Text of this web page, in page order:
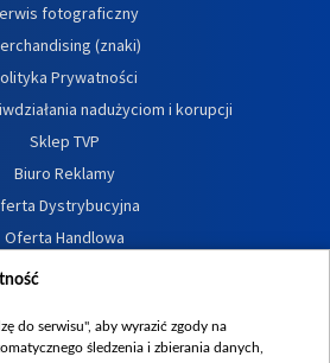
fotograficzny
(znaki)
Prywatności
nadużyciom i korupcji
Sklep TVP
Biuro Reklamy
Dystrybucyjna
Oferta Handlowa
Dostępność
zgłoszeń wewnętrznych
do serwisu", aby wyrazić zgody na
śledzenia i zbierania danych,